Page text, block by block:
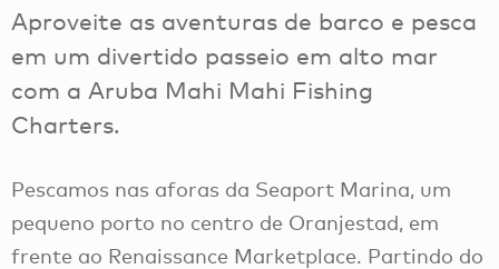
Aproveite as aventuras de barco e pesca
em um divertido passeio em alto mar
com a Aruba Mahi Mahi Fishing
Charters.
Pescamos nas aforas da Seaport Marina, um
pequeno porto no centro de Oranjestad, em
frente ao Renaissance Marketplace. Partindo do